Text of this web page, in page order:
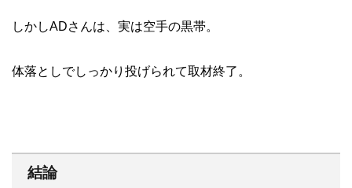
しかしADさんは、実は空手の黒帯。
体落としでしっかり投げられて取材終了。
結論